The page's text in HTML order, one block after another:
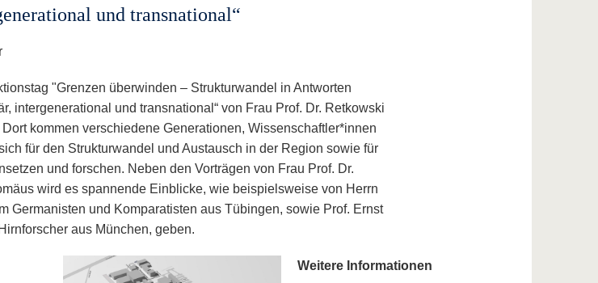
und transnational“
"Grenzen überwinden – Strukturwandel in Antworten
intergenerational und transnational“ von Frau Prof. Dr. Retkowski
kommen verschiedene Generationen, Wissenschaftler*innen
für den Strukturwandel und Austausch in der Region sowie für
und forschen. Neben den Vorträgen von Frau Prof. Dr.
wird es spannende Einblicke, wie beispielsweise von Herrn
Germanisten und Komparatisten aus Tübingen, sowie Prof. Ernst
aus München, geben.
Weitere Informationen